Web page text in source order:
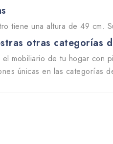
tiene una altura de 49 cm.
otras categorías
mobiliario de tu hogar con
únicas en las categorías